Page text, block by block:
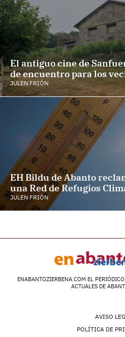
El antiguo cine de
de encuentro para los
JULEN FRIÓN
EH Bildu de Abanto
una Red de Refugios
JULEN FRIÓN
ENABANTOZIERBENA.COM EL
ACTUALES DE
AVISO
POLÍTICA DE